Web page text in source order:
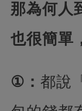
那為何人
也很簡單
①： 都說